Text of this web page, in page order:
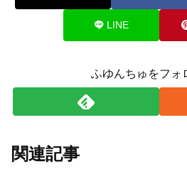
LINE
ふゆんちゅをフォ
関連記事